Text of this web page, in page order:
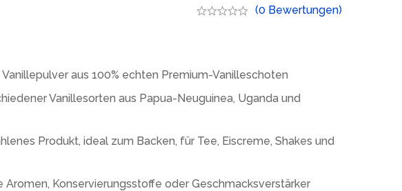
(0 Bewertungen)
aus 100% echten Premium-Vanilleschoten
Vanillesorten aus Papua-Neuguinea, Uganda und
Produkt, ideal zum Backen, für Tee, Eiscreme, Shakes und
Aromen, Konservierungsstoffe oder Geschmacksverstärker